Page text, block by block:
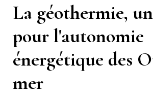
La géothermie,
pour l'autonomie
énergétique des
mer